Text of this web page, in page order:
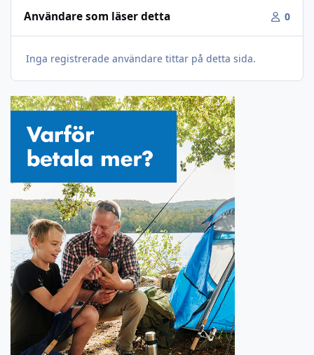
Användare som läser detta 0
Inga registrerade användare tittar på detta sida.